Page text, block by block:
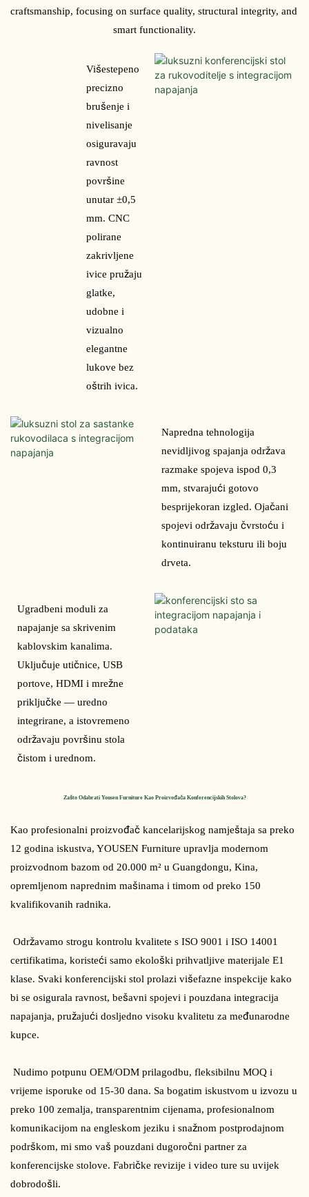
craftsmanship, focusing on surface quality, structural integrity, and
smart functionality.
Višestepeno
precizno
brušenje i
nivelisanje
osiguravaju
ravnost
površine
unutar ±0,5
mm. CNC
polirane
zakrivljene
ivice pružaju
glatke,
udobne i
vizualno
elegantne
lukove bez
oštrih ivica.
Napredna tehnologija
nevidljivog spajanja održava
razmake spojeva ispod 0,3
mm, stvarajući gotovo
besprijekoran izgled. Ojačani
spojevi održavaju čvrstoću i
kontinuiranu teksturu ili boju
drveta.
Ugradbeni moduli za
napajanje sa skrivenim
kablovskim kanalima.
Uključuje utičnice, USB
portove, HDMI i mrežne
priključke — uredno
integrirane, a istovremeno
održavaju površinu stola
čistom i urednom.
Zašto Odabrati Yousen Furniture Kao Proizvođača Konferencijskih Stolova?
Kao profesionalni proizvođač kancelarijskog namještaja sa preko
12 godina iskustva, YOUSEN Furniture upravlja modernom
proizvodnom bazom od 20.000 m² u Guangdongu, Kina,
opremljenom naprednim mašinama i timom od preko 150
kvalifikovanih radnika.
certifikatima, koristeći samo ekološki prihvatljive materijale E1
klase. Svaki konferencijski stol prolazi višefazne inspekcije kako
bi se osigurala ravnost, bešavni spojevi i pouzdana integracija
napajanja, pružajući dosljedno visoku kvalitetu za međunarodne
kupce.
vrijeme isporuke od 15-30 dana. Sa bogatim iskustvom u izvozu u
preko 100 zemalja, transparentnim cijenama, profesionalnom
komunikacijom na engleskom jeziku i snažnom postprodajnom
podrškom, mi smo vaš pouzdani dugoročni partner za
konferencijske stolove. Fabričke revizije i video ture su uvijek
dobrodošli.
Spremni ste da pronađete
pouzdane konferencijske